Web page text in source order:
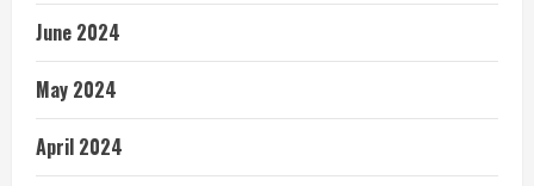
June 2024
May 2024
April 2024